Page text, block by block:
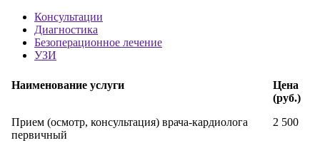
Консультации
Диагностика
Безоперационное лечение
УЗИ
Наименование услуги
Цена
(руб.)
Прием (осмотр, консультация) врача-кардиолога
первичный
2 500